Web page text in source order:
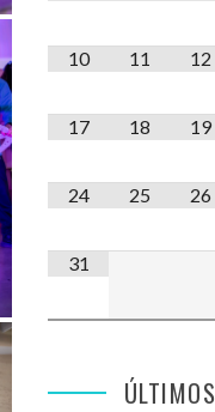
10 11 12
17 18 19
24 25 26
31